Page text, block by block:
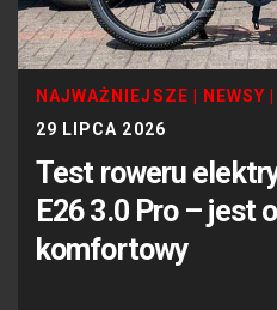
NAJWAŻNIEJSZE NEWSY
29 LIPCA 2026
Test roweru
E26 3.0 Pro – jest
komfortowy